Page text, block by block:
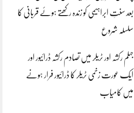
بعد سنتِ ابراہیمی کو زندہ رکھتے ہوئے قربانی کا
سلسلہ شروع
جہلم رکشہ اور ٹریلر میں تصادم رکشہ ڈرائیور اور
ایک عورت زخمی ٹریلر کا ڈرائیور فرار ہونے
میں کامیاب